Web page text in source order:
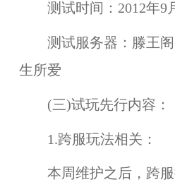
测试时间： 2012年9
测试服务器： 滕王
生所爱
(三)试玩先行内容：
1.跨服玩法相关：
本周维护之后， 跨